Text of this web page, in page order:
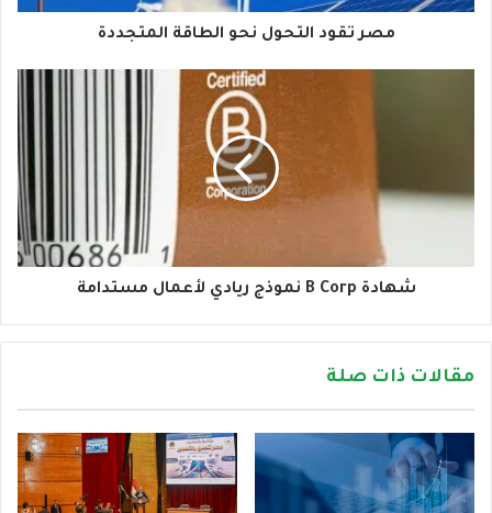
ر
مصر تقود التحول نحو الطاقة المتجددة
شهادة B Corp نموذج ريادي لأعمال مستدامة
مقالات ذات صلة